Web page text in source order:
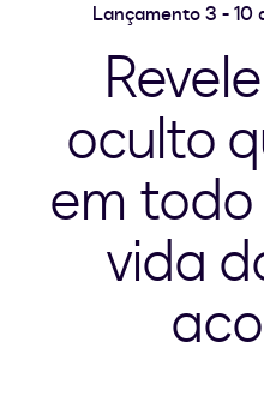
Lançamento 3 - 10
oculto
em
vida